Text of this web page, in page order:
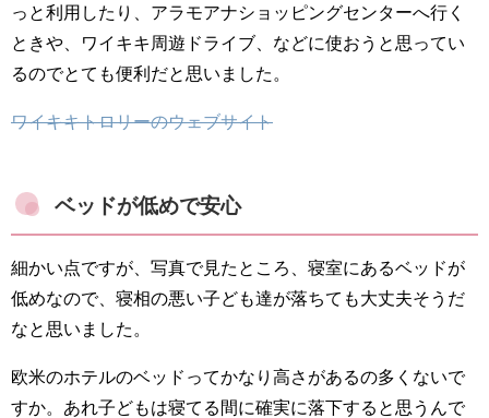
っと利用したり、アラモアナショッピングセンターへ行く
ときや、ワイキキ周遊ドライブ、などに使おうと思ってい
るのでとても便利だと思いました。
ワイキキトロリーのウェブサイト
ベッドが低めで安心
細かい点ですが、写真で見たところ、寝室にあるベッドが
低めなので、寝相の悪い子ども達が落ちても大丈夫そうだ
なと思いました。
欧米のホテルのベッドってかなり高さがあるの多くないで
すか。あれ子どもは寝てる間に確実に落下すると思うんで